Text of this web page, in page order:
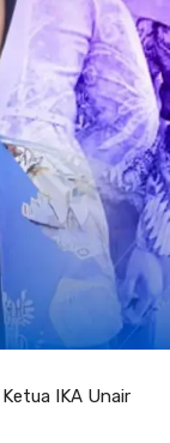
IKA Unair